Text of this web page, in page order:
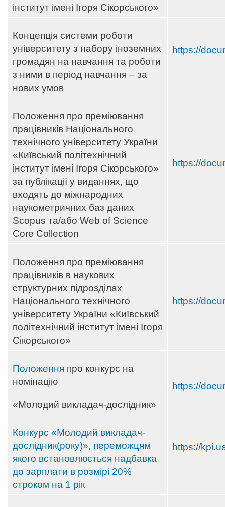
інститут імені Ігоря Сікорського»
Концепція системи роботи
університету з набору іноземних
громадян на навчання та роботи
з ними в період навчання – за
нових умов
https://
Положення про преміювання
працівників Національного
технічного університету України
«Київський політехнічний
інститут імені Ігоря Сікорського»
за публікації у виданнях, що
входять до міжнародних
наукометричних баз даних
Scopus та/або Web of Science
Core Collection
https://
Положення про преміювання
працівників в наукових
структурних підрозділах
Національного технічного
університету України «Київський
політехнічний інститут імені Ігоря
Сікорського»
https://
Положення про конкурс на
номінацію
«Молодий викладач-дослідник»
https://
Конкурс «Молодий викладач-
дослідник(року)», переможцям
якого встановлюється надбавка
до зарплати в розмірі 20%
строком на 1 рік
https://